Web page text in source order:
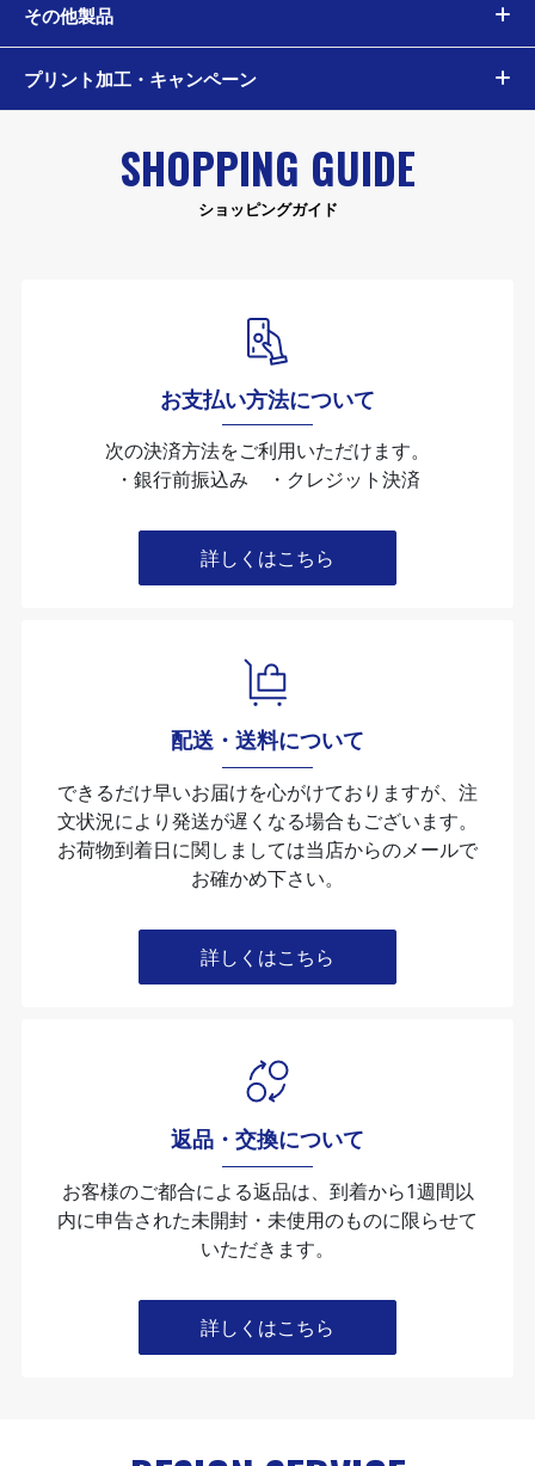
その他製品
プリント加工・キャンペーン
SHOPPING GUIDE
ショッピングガイド
お支払い方法について
次の決済方法をご利用いただけます。
・銀行前振込み ・クレジット決済
詳しくはこちら
配送・送料について
できるだけ早いお届けを心がけておりますが、注
文状況により発送が遅くなる場合もございます。
お荷物到着日に関しましては当店からのメールで
お確かめ下さい。
詳しくはこちら
返品・交換について
お客様のご都合による返品は、到着から1週間以
内に申告された未開封・未使⽤のものに限らせて
いただきます。
詳しくはこちら